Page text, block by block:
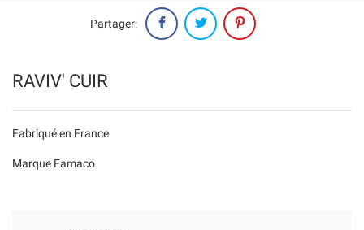
RAVIV' CUIR
Fabriqué en France
Marque Famaco
Partager: